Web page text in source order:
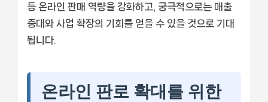
등 온라인 판매 역량을 강화하고, 궁극적으로는 매출
증대와 사업 확장의 기회를 얻을 수 있을 것으로 기대
됩니다.
온라인 판로 확대를 위한